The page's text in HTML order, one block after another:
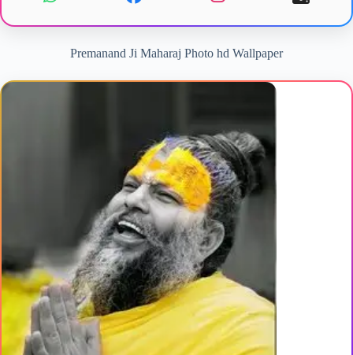
Premanand Ji Maharaj Photo hd Wallpaper